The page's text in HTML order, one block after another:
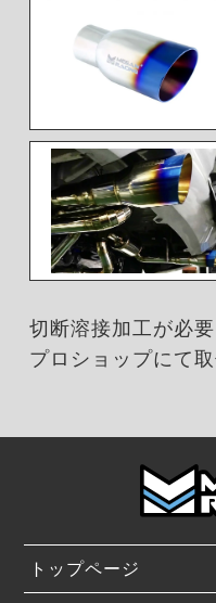
切断溶接加工が必要
プロショップにて
トップページ